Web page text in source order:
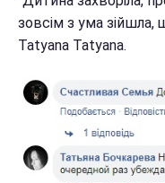
зовсім з ума зійшла,
Tatyana Tatyana.